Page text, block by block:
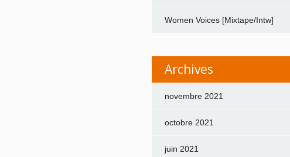
Women Voices [Mixtape/Intw]
Archives
novembre 2021
octobre 2021
juin 2021